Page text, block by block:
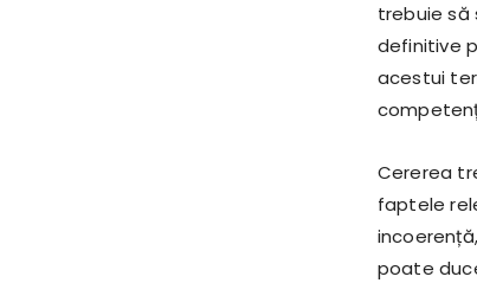
trebuie să
definitive
acestui
Cererea
faptele
poate